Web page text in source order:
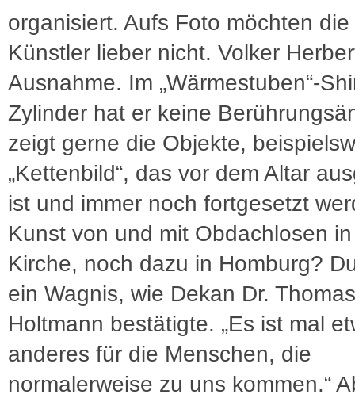
organisiert. Aufs Foto möchten
Künstler lieber nicht. Volker
Ausnahme. Im „Wärmestuben“-
Zylinder hat er keine
zeigt gerne die Objekte,
„Kettenbild“, das vor dem Altar
ist und immer noch fortgesetzt
Kunst von und mit Obdachlosen
Kirche, noch dazu in Homburg?
ein Wagnis, wie Dekan Dr. Thomas
Holtmann bestätigte. „Es ist mal
anderes für die Menschen, die
normalerweise zu uns kommen.“